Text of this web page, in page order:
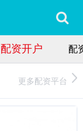
配资开户 配
更多配资平台